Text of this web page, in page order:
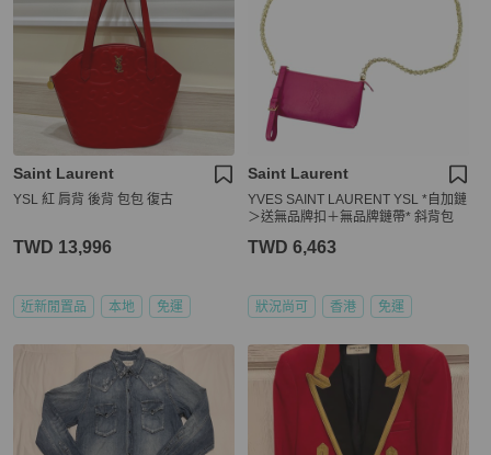
Saint Laurent
YSL 紅 肩背 後背 包包 復古
TWD 13,996
近新閒置品 本地 免運
Saint Laurent
YVES SAINT LAURENT YSL *自加鏈
＞送無品牌扣＋無品牌鏈帶* 斜背包
TWD 6,463
狀況尚可 香港 免運